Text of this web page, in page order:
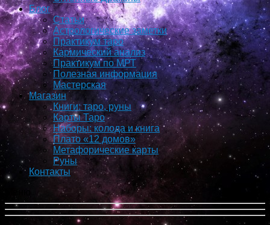
Блог
Статьи
Астрологические заметки
Практикум таро
Кармический анализ
Практикум по МРТ
Полезная информация
Мастерская
Магазин
Книги: таро, руны
Карты Таро
Наборы: колода и книга
Плато «12 домов»
Метафорические карты
Руны
Контакты